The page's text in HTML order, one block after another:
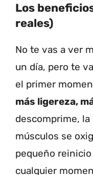
Los
reales)
No te vas a ver
un día, pero te
el primer
más ligereza,
descomprime,
músculos se
pequeño
cualquier